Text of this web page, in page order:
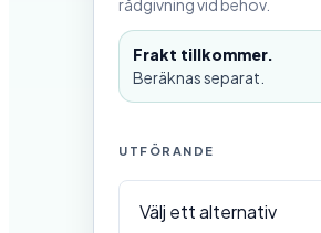
rådgivning vid behov.
Frakt tillkommer.
Beräknas separat.
UTFÖRANDE